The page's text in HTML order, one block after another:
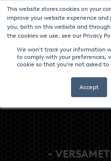
This website stores cookies on your
improve your website experience
you, both on this website and
the cookies we use, see our Privacy
We won't track your information
to comply with your preferences,
cookie so that you're not asked
Accept
新聞與事件 媒体中心
-